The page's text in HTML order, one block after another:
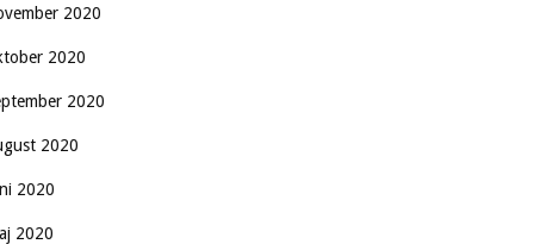
2020
2020
2020
2020
2020
2020